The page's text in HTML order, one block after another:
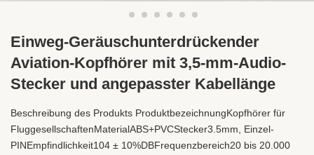
Einweg-Geräuschunterdrückender
Aviation-Kopfhörer mit 3,5-mm-Audio-
Stecker und angepasster Kabellänge
Beschreibung des Produkts ProduktbezeichnungKopfhörer für
FluggesellschaftenMaterialABS+PVCStecker3.5mm, Einzel-
PINEmpfindlichkeit104 ± 10%DBFrequenzbereich20 bis 20.000